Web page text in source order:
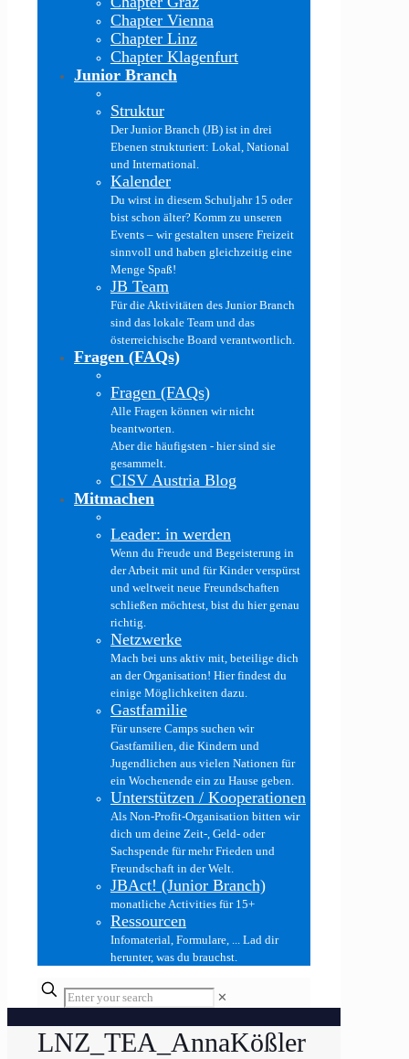
Chapter Vienna
Chapter Linz
Chapter Klagenfurt
Junior Branch
Struktur
Der Junior Branch (JB) ist in drei
Ebenen strukturiert: Lokal, National
und International.
Kalender
Du wirst in diesem Schuljahr 15 oder
bist schon älter? Komm zu unseren
Events – wir gestalten unsere Freizeit
sinnvoll und haben gleichzeitig eine
Menge Spaß!
JB Team
Für die Aktivitäten des Junior Branch
sind das lokale Team und das
österreichische Board verantwortlich.
Fragen (FAQs)
Fragen (FAQs)
Alle Fragen können wir nicht
beantworten.
Aber die häufigsten - hier sind sie
gesammelt.
CISV Austria Blog
Mitmachen
Leader: in werden
Wenn du Freude und Begeisterung in
der Arbeit mit und für Kinder verspürst
und weltweit neue Freundschaften
schließen möchtest, bist du hier genau
richtig.
Netzwerke
Mach bei uns aktiv mit, beteilige dich
an der Organisation! Hier findest du
einige Möglichkeiten dazu.
Gastfamilie
Für unsere Camps suchen wir
Gastfamilien, die Kindern und
Jugendlichen aus vielen Nationen für
ein Wochenende ein zu Hause geben.
Unterstützen / Kooperationen
Als Non-Profit-Organisation bitten wir
dich um deine Zeit-, Geld- oder
Sachspende für mehr Frieden und
Freundschaft in der Welt.
JBAct! (Junior Branch)
monatliche Activities für 15+
Ressourcen
Infomaterial, Formulare, ... Lad dir
herunter, was du brauchst.
✕
LNZ_TEA_AnnaKößler